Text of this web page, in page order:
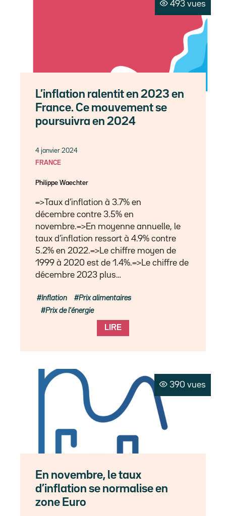
493 vues
L’inflation ralentit en 2023 en
France. Ce mouvement se
poursuivra en 2024
4 janvier 2024
FRANCE
Philippe Waechter
=>Taux d’inflation à 3.7% en
décembre contre 3.5% en
novembre.=>En moyenne annuelle, le
taux d’inflation ressort à 4.9% contre
5.2% en 2022.=>Le chiffre moyen de
1999 à 2020 est de 1.4%.=>Le chiffre de
décembre 2023 plus…
LIRE
Inflation
Prix alimentaires
Prix de l'énergie
390 vues
En novembre, le taux
d’inflation se normalise en
zone Euro